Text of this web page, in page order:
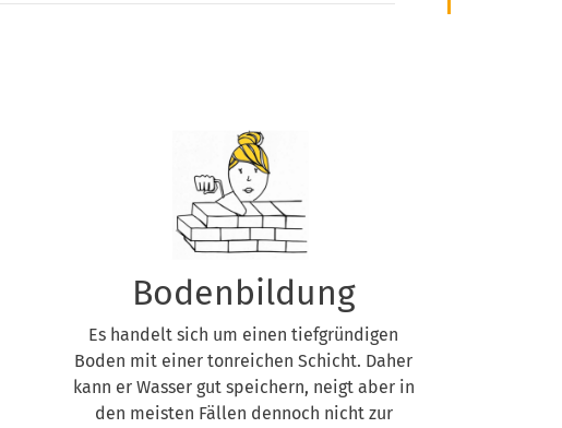
Bodenbildung
Es handelt sich um einen tiefgründigen
Boden mit einer tonreichen Schicht. Daher
kann er Wasser gut speichern, neigt aber in
den meisten Fällen dennoch nicht zur